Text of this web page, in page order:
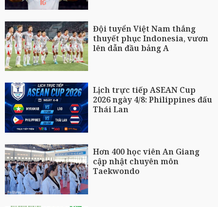
Đội tuyển Việt Nam thắng
thuyết phục Indonesia, vươn
lên dẫn đầu bảng A
Lịch trực tiếp ASEAN Cup
2026 ngày 4/8: Philippines đấu
Thái Lan
Hơn 400 học viên An Giang
cập nhật chuyên môn
Taekwondo